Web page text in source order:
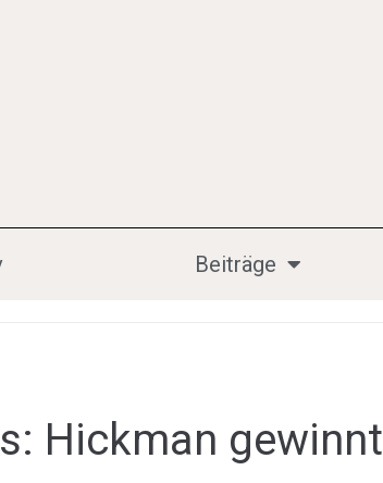
Beiträge
Hickman gewinnt